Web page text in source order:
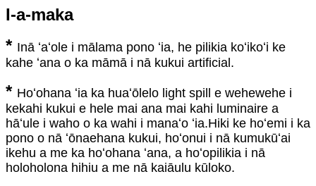
I-a-maka
* Inā ʻaʻole i mālama pono ʻia, he pilikia koʻikoʻi ke
kahe ʻana o ka māmā i nā kukui artificial.
* Hoʻohana ʻia ka huaʻōlelo light spill e wehewehe i
kekahi kukui e hele mai ana mai kahi luminaire a
hāʻule i waho o ka wahi i manaʻo ʻia.Hiki ke hoʻemi i ka
pono o nā ʻōnaehana kukui, hoʻonui i nā kumukūʻai
ikehu a me ka hoʻohana ʻana, a hoʻopilikia i nā
holoholona hihiu a me nā kaiāulu kūloko.